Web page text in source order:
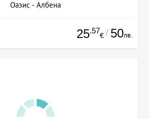
Оазис - Албена
25.57
€ / 50лв.